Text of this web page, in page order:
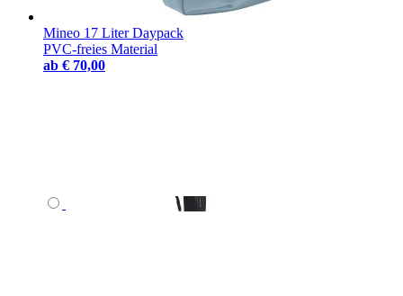
Mineo 17 Liter Daypack
PVC-freies Material
ab € 70,00